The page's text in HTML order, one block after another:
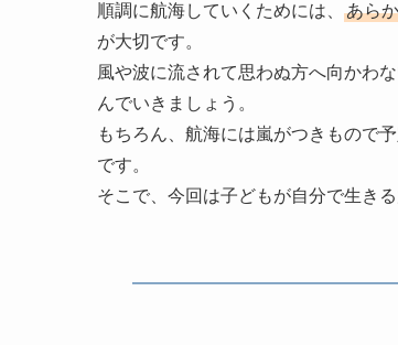
順調に航海していくためには、
あら
が大切です。
風や波に流されて思わぬ方へ向かわな
んでいきましょう。
もちろん、航海には嵐がつきもので
です。
そこで、今回は子どもが自分で生き